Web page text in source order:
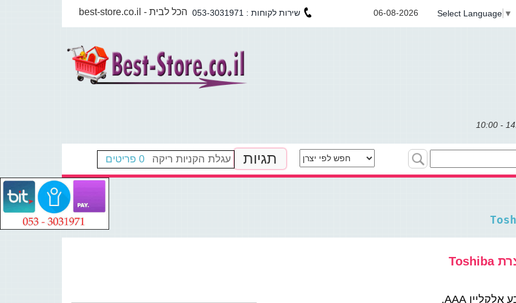
best-store.co.il - הכל לבית 06-08-2026 Select Language ▼
תגיות עגלת הקניות ריקה 0 פריטים